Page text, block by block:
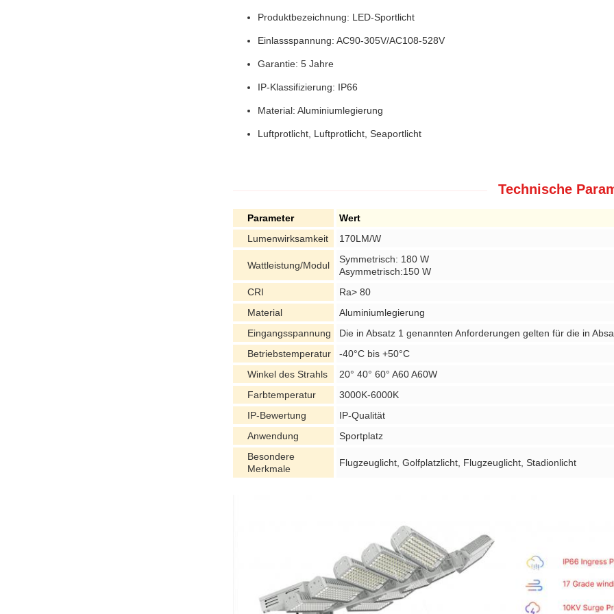
Produktbezeichnung: LED-Sportlicht
Einlassspannung: AC90-305V/AC108-528V
Garantie: 5 Jahre
IP-Klassifizierung: IP66
Material: Aluminiumlegierung
Luftprotlicht, Luftprotlicht, Seaportlicht
Technische
Parameter
Wert
Lumenwirksamkeit
170LM/W
Wattleistung/Modul
Symmetrisch: 180 W
Asymmetrisch:150 W
CRI
Ra> 80
Material
Aluminiumlegierung
Eingangsspannung
Die in Absatz 1 genannten Anforderungen gelten für die in
Betriebstemperatur
-40°C bis +50°C
Winkel des Strahls
20° 40° 60° A60 A60W
Farbtemperatur
3000K-6000K
IP-Bewertung
IP-Qualität
Anwendung
Sportplatz
Besondere
Merkmale
Flugzeuglicht, Golfplatzlicht, Flugzeuglicht, Stadionlicht